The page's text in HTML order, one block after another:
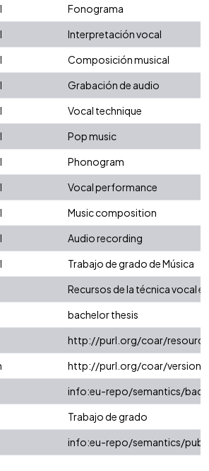
Fonograma
Interpretación vocal
Composición musical
Grabación de audio
Vocal technique
Pop music
Phonogram
Vocal performance
Music composition
Audio recording
Trabajo de grado de Música
Recursos de la técnica vocal
bachelor thesis
http://purl.org/coar/
http://purl.org/coar/
info:eu-repo/semantics/
Trabajo de grado
info:eu-repo/semantics/